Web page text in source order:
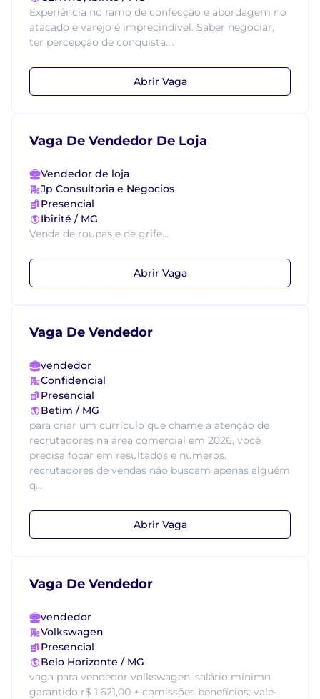
Experiência no ramo de confecção e abordagem no
atacado e varejo é imprecindível. Saber negociar,
ter percepção de conquista....
Abrir Vaga
Vaga De Vendedor De Loja
Vendedor de loja
Jp Consultoria e Negocios
Presencial
Ibirité / MG
Venda de roupas e de grife...
Abrir Vaga
Vaga De Vendedor
vendedor
Confidencial
Presencial
Betim / MG
para criar um currículo que chame a atenção de
recrutadores na área comercial em 2026, você
precisa focar em resultados e números.
recrutadores de vendas não buscam apenas alguém
q...
Abrir Vaga
Vaga De Vendedor
vendedor
Volkswagen
Presencial
Belo Horizonte / MG
vaga para vendedor volkswagen. salário mínimo
garantido r$ 1.621,00 + comissões benefícios: vale-